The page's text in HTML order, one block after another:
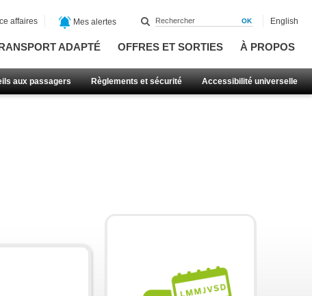
ADAPTÉ OFFRES ET SORTIES À PROPOS
aux passagers Règlements et sécurité Accessibilité universelle
affaires Mes alertes English